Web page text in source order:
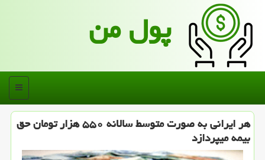
پول من
منو
هر ایرانی به صورت متوسط سالانه ۵۵۰ هزار تومان حق
بیمه می‎پردازد